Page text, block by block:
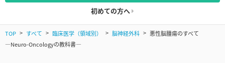
初めての方へ
TOP すべて 臨床医学（領域別） 脳神経外科
悪性脳腫瘍のすべて
―Neuro-Oncologyの教科書―